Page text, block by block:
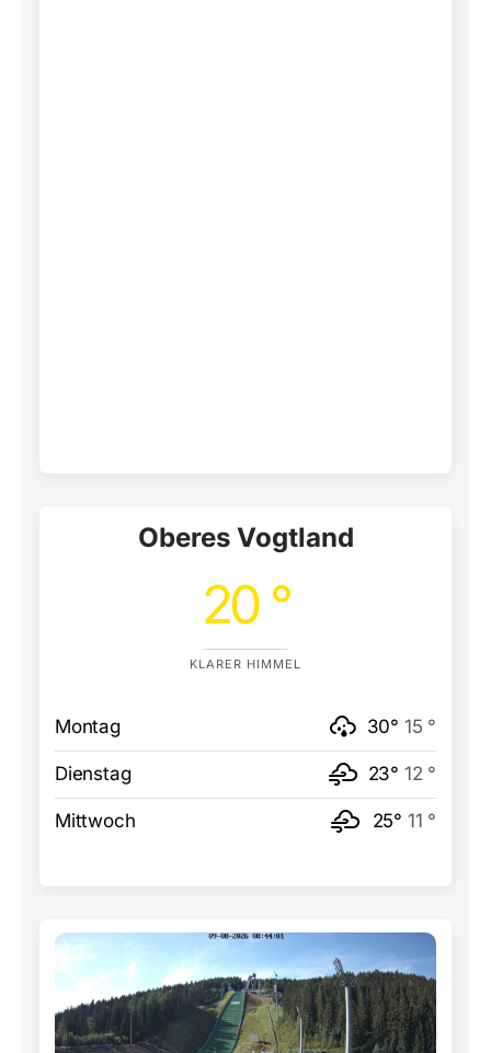
Oberes Vogtland
20 °
KLARER HIMMEL
Montag 30° 15 °
Dienstag 23° 12 °
Mittwoch 25° 11 °